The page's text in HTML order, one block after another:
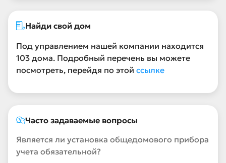
Найди свой дом
Под управлением нашей компании находится
103 дома. Подробный перечень вы можете
посмотреть, перейдя по этой ссылке
Часто задаваемые вопросы
Является ли установка общедомового прибора
учета обязательной?